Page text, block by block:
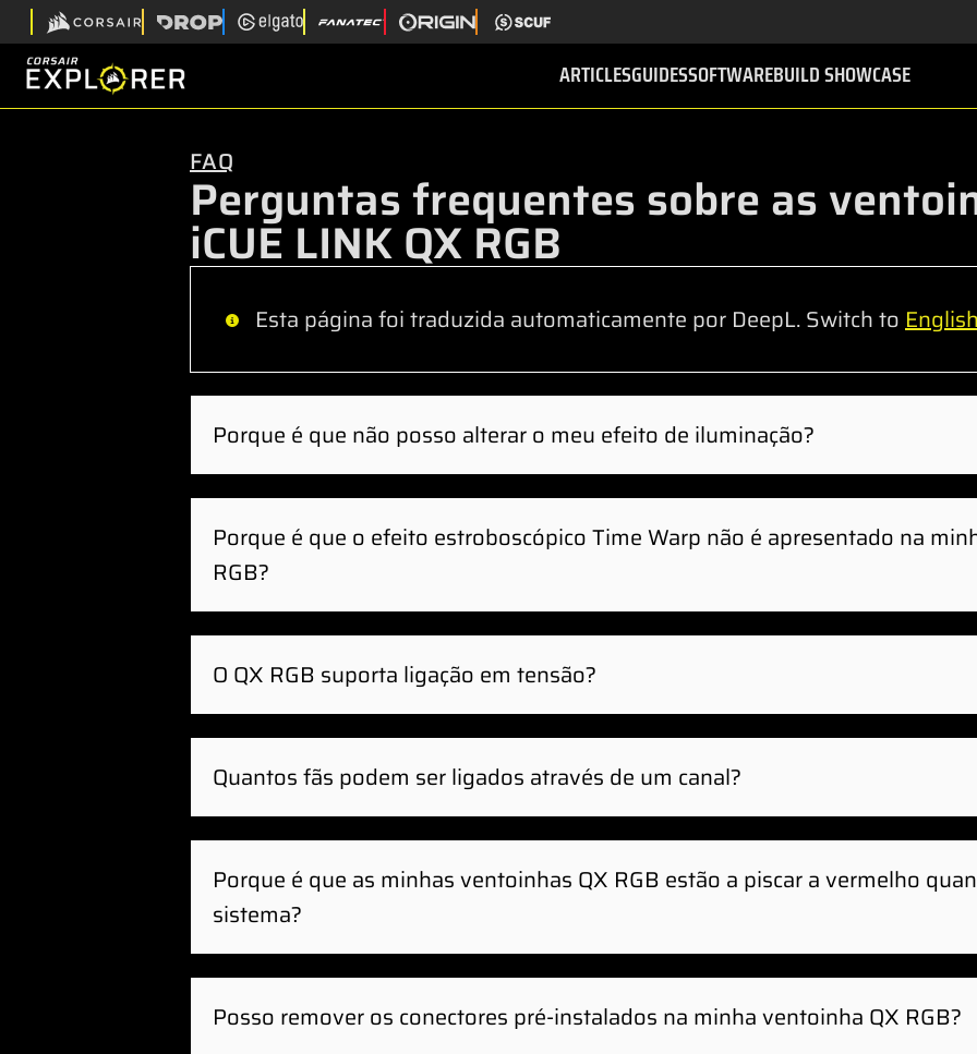
ARTICLESGUIDESSOFTWAREBUILD SHOWCASE
FAQ
Perguntas frequentes sobre as
iCUE LINK QX RGB
Esta página foi traduzida automaticamente por DeepL. Switch to
Porque é que não posso alterar o meu efeito de iluminação?
Os murais podem estar a impedi-lo de selecionar um efeito de iluminação.
Porque é que o efeito estroboscópico Time Warp não é apresentado na
RGB?
O QX RGB suporta ligação em tensão?
O hub de sistema iCUE LINK e as ventoinhas QX RGB não suportam
desligue o seu PC antes de ligar novas ventoinhas QX RGB.
Quantos fãs podem ser ligados através de um canal?
Até sete (7) ventoinhas QX RGB podem ser encadeadas e ligadas
canal no Hub de Sistema.
Porque é que as minhas ventoinhas QX RGB estão a piscar a vermelho
sistema?
O System Hub pode ter detectado mais de sete (7) ventoinhas QX RGB ou
ligados a um canal. Desligue o seu sistema e certifique-se de que apenas
Posso remover os conectores pré-instalados na minha ventoinha QX RGB?